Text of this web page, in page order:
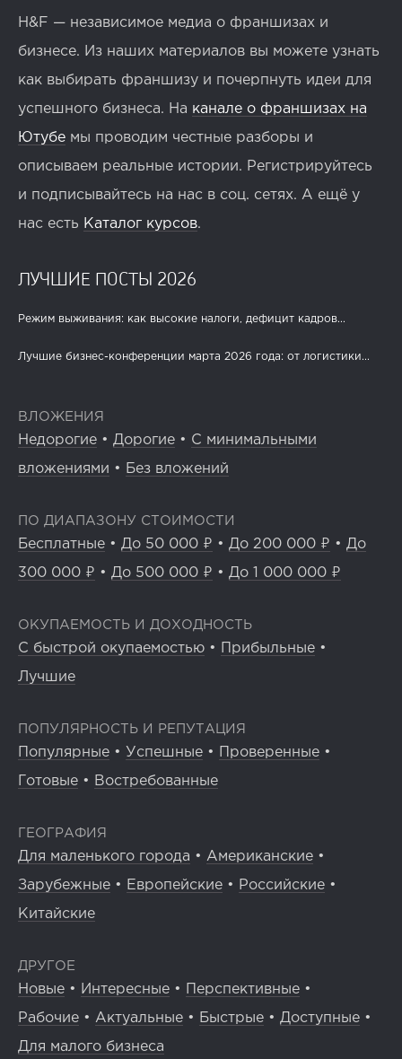
H&F — независимое медиа о франшизах и
бизнесе. Из наших материалов вы можете узнать
как выбирать франшизу и почерпнуть идеи для
успешного бизнеса. На канале о франшизах на
Ютубе мы проводим честные разборы и
описываем реальные истории. Регистрируйтесь
и подписывайтесь на нас в соц. сетях. А ещё у
нас есть Каталог курсов.
ЛУЧШИЕ ПОСТЫ 2026
Режим выживания: как высокие налоги, дефицит кадров...
Лучшие бизнес-конференции марта 2026 года: от логистики...
ВЛОЖЕНИЯ
Недорогие • Дорогие • С минимальными
вложениями • Без вложений
ПО ДИАПАЗОНУ СТОИМОСТИ
Бесплатные • До 50 000 ₽ • До 200 000 ₽ • До
300 000 ₽ • До 500 000 ₽ • До 1 000 000 ₽
ОКУПАЕМОСТЬ И ДОХОДНОСТЬ
С быстрой окупаемостью • Прибыльные •
Лучшие
ПОПУЛЯРНОСТЬ И РЕПУТАЦИЯ
Популярные • Успешные • Проверенные •
Готовые • Востребованные
ГЕОГРАФИЯ
Для маленького города • Американские •
Зарубежные • Европейские • Российские •
Китайские
ДРУГОЕ
Новые • Интересные • Перспективные •
Рабочие • Актуальные • Быстрые • Доступные •
Для малого бизнеса